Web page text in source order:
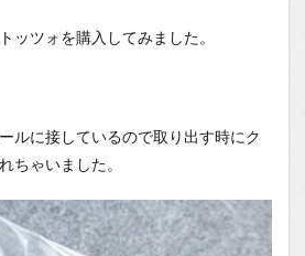
ッツォを購入してみました。
ルに接しているので取り出す時にク
ちゃいました。